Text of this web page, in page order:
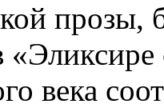
прозы,
века